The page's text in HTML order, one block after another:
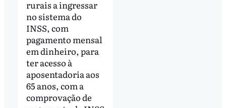
rurais a ingressar
no sistema do
INSS, com
pagamento mensal
em dinheiro, para
ter acesso à
aposentadoria aos
65 anos, com a
comprovação de